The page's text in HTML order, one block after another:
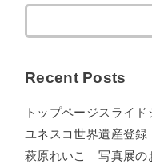
Recent Posts
トップページスライ
ユネスコ世界遺産登
萩原れいこ 写真展の